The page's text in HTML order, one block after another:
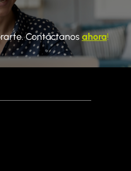
Contáctanos ahora!